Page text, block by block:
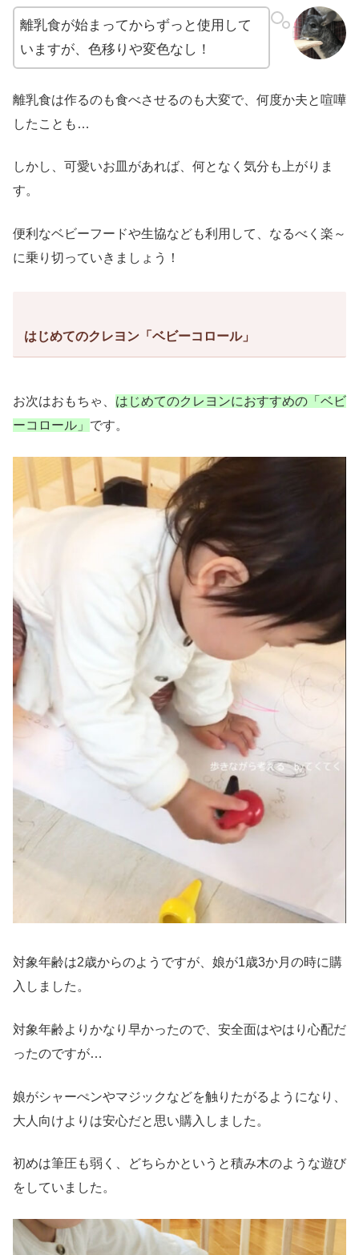
離乳食が始まってからずっと使用して
いますが、色移りや変色なし！
離乳食は作るのも食べさせるのも大変で、何度か夫と喧嘩
したことも…
しかし、可愛いお皿があれば、何となく気分も上がりま
す。
便利なベビーフードや生協なども利用して、なるべく楽～
に乗り切っていきましょう！
はじめてのクレヨン「ベビーコロール」
お次はおもちゃ、 はじめてのクレヨンにおすすめの「ベビ
ーコロール」 です。
対象年齢は2歳からのようですが、娘が1歳3か月の時に購
入しました。
対象年齢よりかなり早かったので、安全面はやはり心配だ
ったのですが…
娘がシャーぺンやマジックなどを触りたがるようになり、
大人向けよりは安心だと思い購入しました 。
初めは筆圧も弱く、どちらかというと積み木のような遊び
をしていました。